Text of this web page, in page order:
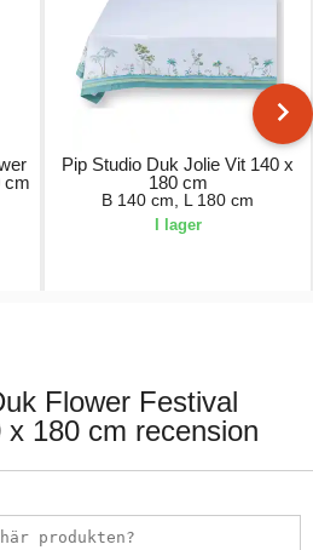
cm
Pip Studio Duk Jolie Vit 140 x
180 cm
B 140 cm, L 180 cm
I lager
Flower Festival
x 180 cm recension